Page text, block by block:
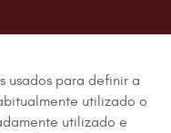
usados para definir a
utilizado o
utilizado e